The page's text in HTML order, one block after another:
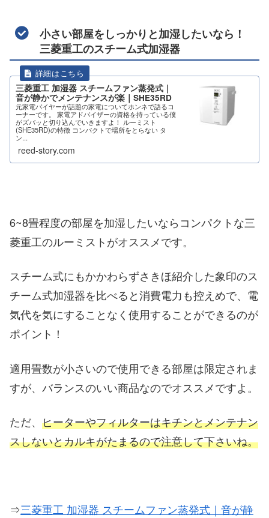
小さい部屋をしっかりと加湿したいなら！
三菱重工のスチーム式加湿器
三菱重工 加湿器 スチームファン蒸発式｜
音が静かでメンテナンスが楽｜SHE35RD
元家電バイヤーが話題の家電についてホンネで語るコ
ーナーです。 家電アドバイザーの資格を持っている僕
がズバッと切り込んでいきますよ！ ルーミスト
(SHE35RD)の特徴 コンパクトで場所をとらない タ
ン...
reed-story.com
6~8畳程度の部屋を加湿したいならコンパクトな三
菱重工のルーミストがオススメです。
スチーム式にもかかわらずさきほ紹介した象印のス
チーム式加湿器を比べると消費電力も控えめで、電
気代を気にすることなく使用することができるのが
ポイント！
適用畳数が小さいので使用できる部屋は限定されま
すが、バランスのいい商品なのでオススメですよ。
ただ、 ヒーターやフィルターはキチンとメンテナン
スしないとカルキがたまるので注意して下さいね。
⇒三菱重工 加湿器 スチームファン蒸発式｜音が静